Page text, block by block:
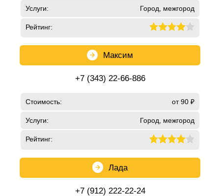
Услуги: Город, межгород
Рейтинг:
Максим
+7 (343) 22-66-886
Стоимость: от 90 ₽
Услуги: Город, межгород
Рейтинг:
Лада
+7 (912) 222-22-24